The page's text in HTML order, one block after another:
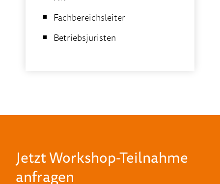
Fachbereichsleiter
Betriebsjuristen
Jetzt Workshop-Teilnahme
anfragen